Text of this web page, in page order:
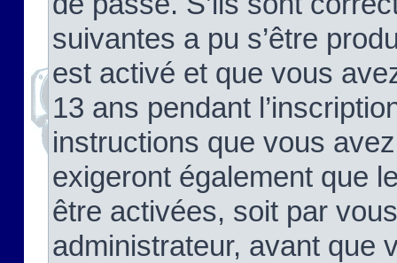
suivantes a pu s’être
est activé et que vous
13 ans pendant
instructions que vous
exigeront également que
être activées, soit par
administrateur, avant que